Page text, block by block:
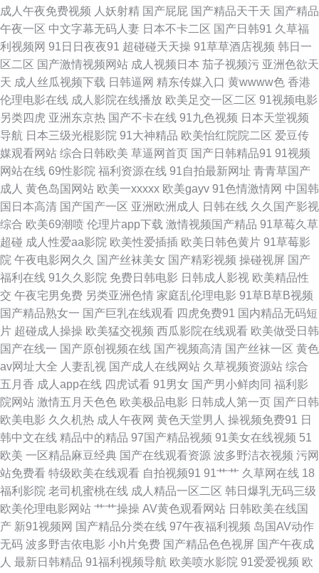
欧洲私人影院在线观看 97福利影院在线观看 久久这里有精品 少卡电影网 91
视频登陆 av国产 成人性交的视频与图片 色色多91 人畜 浮力影院艹艹 五月
激情综合楼 足交在线 国内伊人久久久久久久网站 97视频 俺也射 电影下载网
站 99视频在线视频 97精品影视 91在线论坛 91网站高清在线观看 91深夜导
航视频 浮力影院最新录制地址 久久视屏 欧美H色网站 91学生妹免费 国产亚
洲视频中文字幕 久久久久久久久久久久久久 欧美爱爱日韩 精品免费 精品国
产久久久 国产喷水 国产精品九九九九九 绿巨人在线黑科技 在线视频播放免
费网址 91网址操操操操操操 91网站在线入口 密臀AV 91n小视频 大香蕉肏屄
91福利社 青青河边草直播免费观看 91熟女视领 久久日香蕉 亚洲avtt 97在线
视频国产 欧美日本国产精品 91夫妻看篇 福利国产片 欧洲九九热 91日本视频
app 九九香焦九九 91永久免费网页视频入口 欧美性交WwW 91夜夜撸 久久
涩51 91久久水蜜桃 种子天堂 日比一区视频 91色蝌蚪人妻 91成年人观看 国
产大片999 久久嫩草一区 91海外国产下载视频 91福利影院 电影房每天更新
国产精品国产 国产在线精品二区 欧美极品视频 91视频网页综合 97瑟瑟 大香
蕉人人艹 精品免费无码 日日添天天添天天添硬 91肏比 91夜之王 福利激情导
航 韩日独立站免费 性生生话免费 91传媒视频在线观看 97资源网总站 国成精
成人午夜免费视频 人妖射精 国产屁屁 国产精品天干天 国产精品
午夜一区 中文字幕无码人妻 日本不卡二区 国产日韩91 久草福
利视频网 91日日夜夜91 超碰碰天天操 91草草酒店视频 韩日一
区二区 国产激情视频网站 成人视频日本 茄子视频污 亚洲色欲天
天 成人丝瓜视频下载 日韩逼网 精东传媒入口 黄wwww色 香港
伦理电影在线 成人影院在线播放 欧美足交一区二区 91视频电影
另类四虎 亚洲东京热 国产不卡在线 91九色视频 日本天堂视频
导航 日本三级光棍影院 91大神精品 欧美怡红院院二区 爱豆传
媒观看网站 综合日韩欧美 草逼网首页 国产日韩精品91 91视频
网站在线 69性影院 福利资源在线 91自拍最新网址 青青草国产
成人 黄色岛国网站 欧美一xxxxx 欧美gayv 91色情激情网 中国韩
国日本高清 国产国产一区 亚洲欧洲成人 日韩在线 久久国产影视
综合 欧美69潮喷 伦理片app下载 激情视频国产精品 91草莓久草
超碰 成人性爱aa影院 欧美性爱插插 欧美日韩色黄片 91草莓影
院 午夜电影网久久 国产丝袜美女 国产精彩视频 操碰视屏 国产
福利在线 91久久影院 免费日韩电影 日韩成人影视 欧美精品性
交 午夜宅男免费 另类亚洲色情 家庭乱伦理电影 91草B草B视频
国产精品熟女一 国产巨乳在线观看 四虎免费91 国内精品无码短
片 超碰成人操操 欧美猛交视频 西瓜影院在线观看 欧美做受日韩
国产在线一 国产原创视频在线 国产视频高清 国产丝袜一区 黄色
av网址大全 人妻乱视 国产成人在线网站 久草视频资源站 综合
五月香 成人app在线 四虎试看 91男女 国产男小鲜肉同 福利影
院网站 激情五月天色色 欧美极品电影 日韩成人第一页 国产日韩
欧美电影 久久机热 成人午夜网 黄色天堂男人 操视频免费91 日
韩中文在线 精品中的精品 97国产精品视频 91美女在线视频 51
欧美 一区精品麻豆经典 国产在线观看资源 波多野洁衣视频 污网
站免费看 特级欧美在线观看 自拍视频91 91艹艹 久草网在线 18
福利影院 老司机蜜桃在线 成人精品一区二区 韩日爆乳无码三级
欧美伦理电影网站 艹艹操操 AV黄色观看网站 日韩欧美在线国
产 新91视频网 国产精品分类在线 97午夜福利视频 岛国AV动作
无码 波多野吉依电影 小h片免费 国产精品色色视屏 国产午夜成
人 最新日韩精品 91福利视频导航 欧美喷水影院 91爱爱视频 欧